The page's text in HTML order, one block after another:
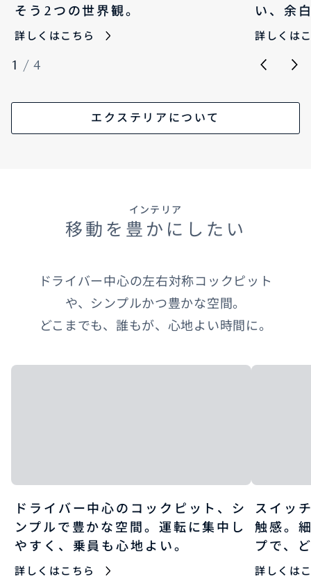
そう2つの世界観。
詳しくはこちら
い、余
詳しくは
1 / 4
エクステリアについて
インテリア
移動を豊かにしたい
ドライバー中心の左右対称コックピット
や、シンプルかつ豊かな空間。​
どこまでも、誰もが、心地よい時間に。
ドライバー中心のコックピット、シ
ンプルで豊かな空間。運転に集中し
やすく、乗員も心地よい。
詳しくはこちら
スイッ
触感。
プで、
詳しくは